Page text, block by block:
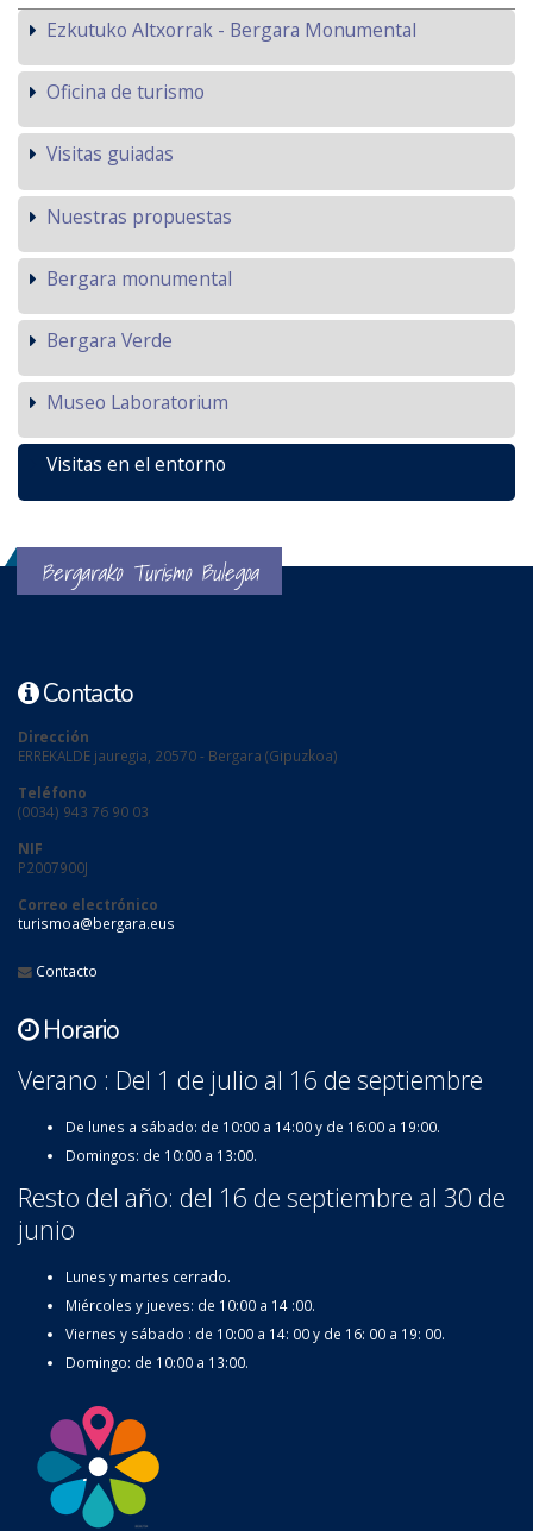
Ezkutuko Altxorrak - Bergara Monumental
Oficina de turismo
Visitas guiadas
Nuestras propuestas
Bergara monumental
Bergara Verde
Museo Laboratorium
Visitas en el entorno
Bergarako Turismo Bulegoa
Contacto
Dirección
ERREKALDE jauregia, 20570 - Bergara (Gipuzkoa)
Teléfono
(0034) 943 76 90 03
NIF
P2007900J
Correo electrónico
turismoa@bergara.eus
Contacto
Horario
Verano : Del 1 de julio al 16 de septiembre
De lunes a sábado: de 10:00 a 14:00 y de 16:00 a 19:00.
Domingos: de 10:00 a 13:00.
Resto del año: del 16 de septiembre al 30 de
junio
Lunes y martes cerrado.
Miércoles y jueves: de 10:00 a 14 :00.
Viernes y sábado : de 10:00 a 14: 00 y de 16: 00 a 19: 00.
Domingo: de 10:00 a 13:00.